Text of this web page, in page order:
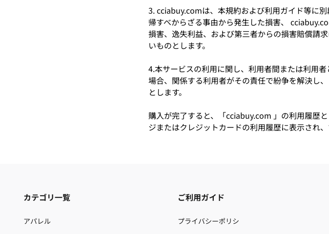
3. cciabuy.comは、本規約および利用ガイド等に
帰すべからざる事由から発生した損害、
損害、逸失利益、および第三者からの損害賠償請
いものとします。
4.本サービスの利用に関し、利用者間または利用
場合、関係する利用者がその責任で紛争を解決し
とします。
購入が完了すると、「cciabuy.com 」の利用履歴
ジまたはクレジットカードの利用履歴に表示され
カテゴリ一覧
アパレル
ご利用ガイド
プライバシーポリシ